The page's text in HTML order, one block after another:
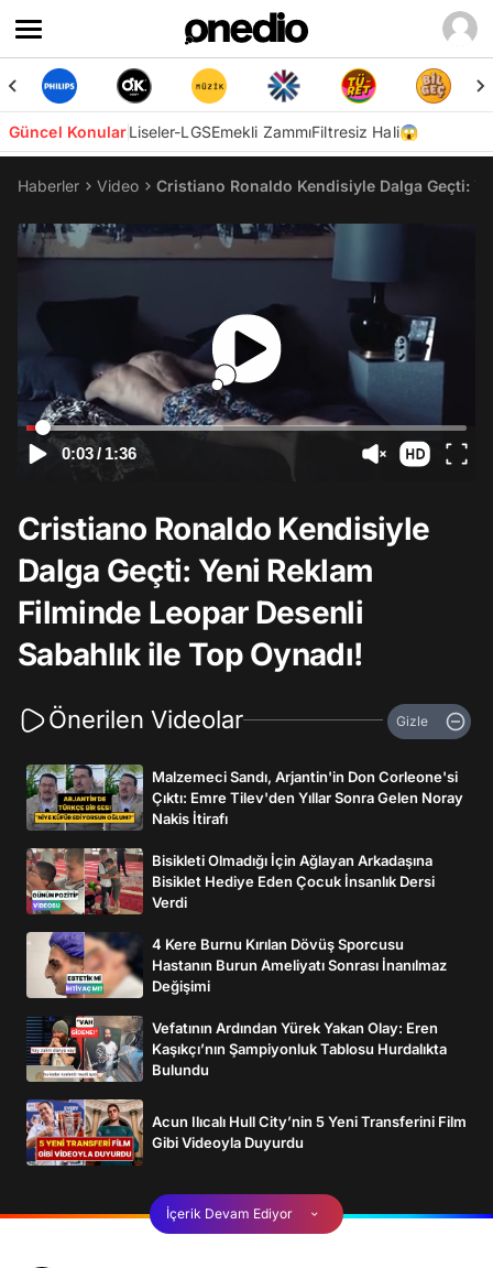
Güncel KonularLiseler-LGSEmekli ZammıFiltresiz Hali😱
Haberler Video Cristiano Ronaldo Kendisiyle Dalga Geçti:
0:03/ 1:36
Cristiano Ronaldo Kendisiyle
Dalga Geçti: Yeni Reklam
Filminde Leopar Desenli
Sabahlık ile Top Oynadı!
Önerilen Videolar Gizle
Malzemeci Sandı, Arjantin'in Don Corleone'si
Çıktı: Emre Tilev'den Yıllar Sonra Gelen Noray
Nakis İtirafı
Bisikleti Olmadığı İçin Ağlayan Arkadaşına
Bisiklet Hediye Eden Çocuk İnsanlık Dersi
Verdi
4 Kere Burnu Kırılan Dövüş Sporcusu
Hastanın Burun Ameliyatı Sonrası İnanılmaz
Değişimi
Vefatının Ardından Yürek Yakan Olay: Eren
Kaşıkçı’nın Şampiyonluk Tablosu Hurdalıkta
Bulundu
Acun Ilıcalı Hull City’nin 5 Yeni Transferini Film
Gibi Videoyla Duyurdu
İçerik Devam Ediyor